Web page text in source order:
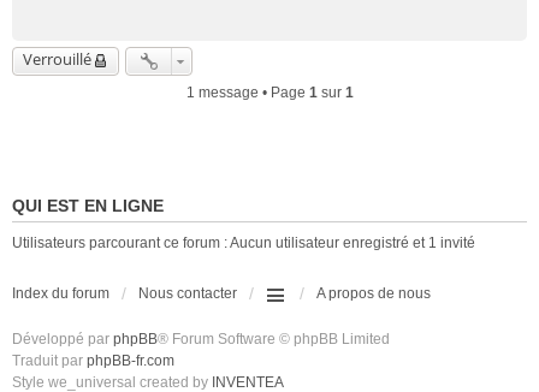
Verrouillé
1 message • Page 1sur 1
QUI EST EN LIGNE
Utilisateurs parcourant ce forum : Aucun utilisateur enregistré et 1 invité
Index du forum Nous contacter A propos de nous
Développé par phpBB® Forum Software © phpBB Limited
Traduit par phpBB-fr.com
Style we_universal created by INVENTEA